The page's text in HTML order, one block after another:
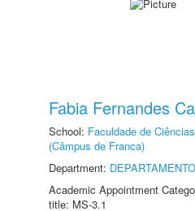
Fabia Fernandes
School: Faculdade de
(Câmpus de Franca)
Department:
Academic Appointment
title: MS-3.1